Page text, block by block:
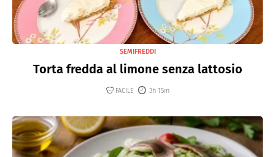
SEMIFREDDI
Torta fredda al limone senza lattosio
FACILE 3h 15m